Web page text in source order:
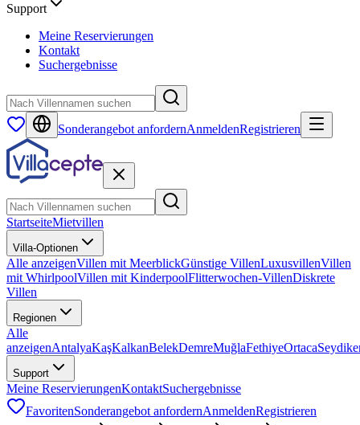
Support
Meine Reservierungen
Kontakt
Suchergebnisse
Sonderangebot anfordernAnmeldenRegistrieren
StartseiteMietvillen
Villa-Optionen
Alle anzeigenVillen mit MeerblickGünstige VillenLuxusvillenVillen
mit WhirlpoolVillen mit KinderpoolFlitterwochen-VillenDiskrete
Villen
Regionen
Alle
anzeigenAntalyaKaşKalkanBelekDemreMuğlaFethiyeOrtaca
Support
Meine ReservierungenKontaktSuchergebnisse
FavoritenSonderangebot anfordernAnmeldenRegistrieren